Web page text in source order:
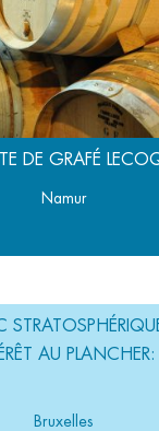
DE GRAFÉ
Namur
AU
Bruxelles